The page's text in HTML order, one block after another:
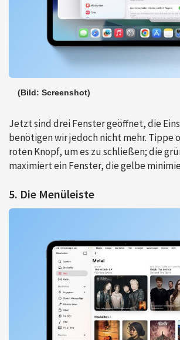
(Bild: Screenshot)
Jetzt sind drei Fenster geöffnet, die
benötigen wir jedoch nicht mehr. Tippe
roten Knopf, um es zu schließen; die
maximiert ein Fenster, die gelbe
5. Die Menüleiste